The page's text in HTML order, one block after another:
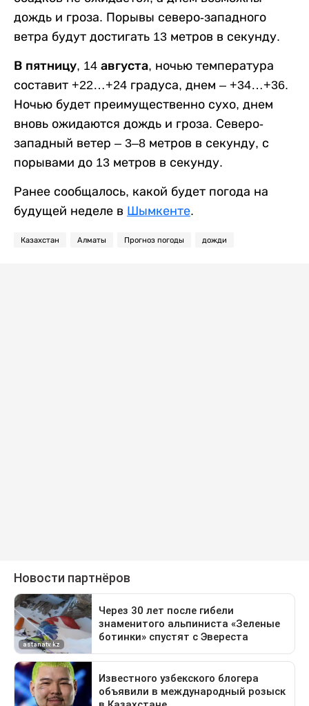
дождь и гроза. Порывы северо-западного
ветра будут достигать 13 метров в секунду.
В пятницу, 14 августа, ночью температура
составит +22…+24 градуса, днем – +34…+36.
Ночью будет преимущественно сухо, днем
вновь ожидаются дождь и гроза. Северо-
западный ветер – 3–8 метров в секунду, с
порывами до 13 метров в секунду.
Ранее сообщалось, какой будет погода на
будущей неделе в Шымкенте.
Казахстан Алматы Прогноз погоды дожди